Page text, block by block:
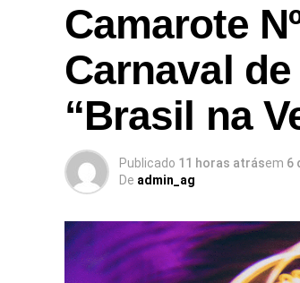
Camarote
Carnaval
“Brasil na
Publicado 11 horas atrásem 6
De admin_ag